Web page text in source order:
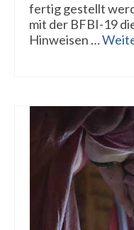
fertig gestellt
mit der BFBI-19
Hinweisen …